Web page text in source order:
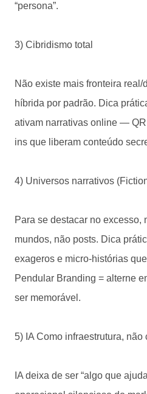
“persona”.
3) Cibridismo total
Não existe mais fronteira
híbrida por padrão. Dica
ativam narrativas online —
ins que liberam conteúdo
4) Universos narrativos
Para se destacar no excesso,
mundos, não posts. Dica
exageros e micro-histórias
Pendular Branding = alterne
ser memorável.
5) IA Como infraestrutura, não
IA deixa de ser “algo que